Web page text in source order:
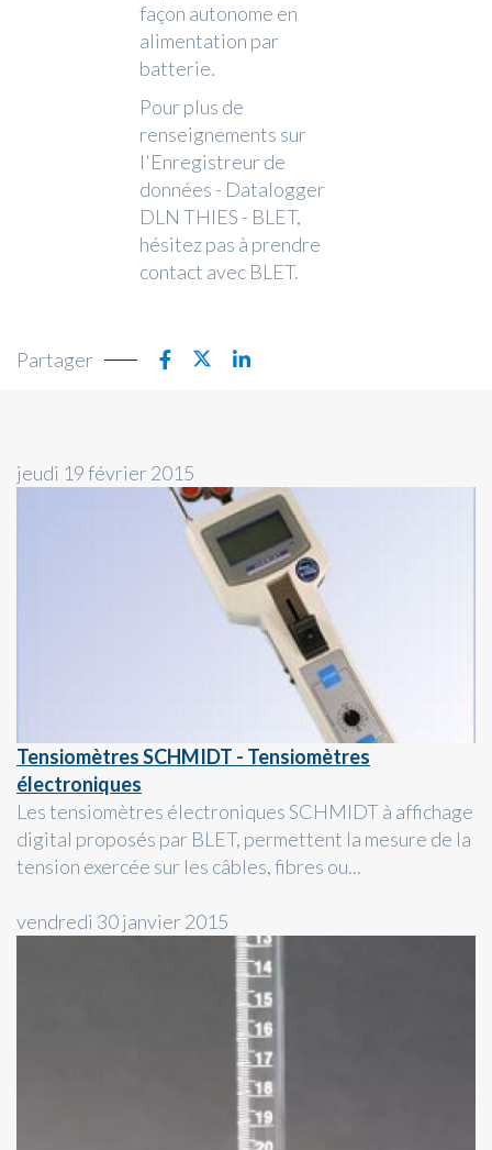
façon autonome en
alimentation par
batterie.
Pour plus de
renseignements sur
l'Enregistreur de
données - Datalogger
DLN THIES - BLET,
hésitez pas à prendre
contact avec BLET.
Partager
jeudi 19 février 2015
Tensiomètres SCHMIDT - Tensiomètres
électroniques
Les tensiomètres électroniques SCHMIDT à affichage
digital proposés par BLET, permettent la mesure de la
tension exercée sur les câbles, fibres ou...
vendredi 30 janvier 2015